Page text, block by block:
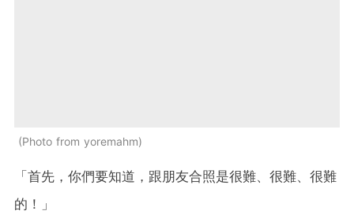
Photo from yoremahm
「首先，你們要知道，跟朋友合照是很難、很難、很難
的！」